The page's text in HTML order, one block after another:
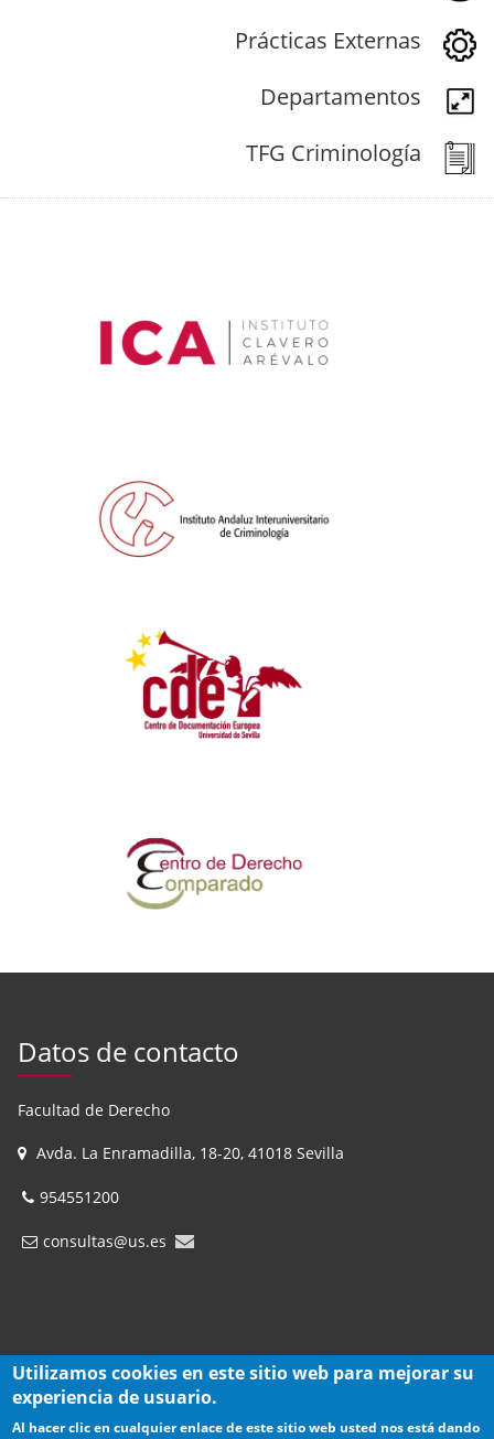
Prácticas Externas
Departamentos
TFG Criminología
Datos de contacto
Facultad de Derecho
Avda. La Enramadilla, 18-20, 41018 Sevilla
954551200
consultas@us.es
Utilizamos cookies en este sitio web para mejorar su
experiencia de usuario.
Al hacer clic en cualquier enlace de este sitio web usted nos está dando